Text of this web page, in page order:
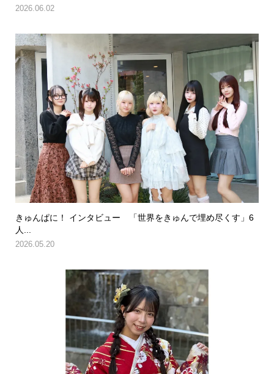
2026.06.02
きゅんぱに！ インタビュー 「世界をきゅんで埋め尽くす」6
人...
2026.05.20